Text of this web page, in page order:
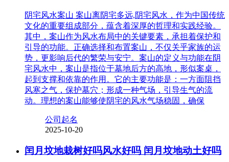
阴宅风水案山 案山离阴宅多远,阴宅风水，作为中国传统
文化的重要组成部分，蕴含着深厚的哲理和实践经验。
其中，案山作为风水布局中的关键要素，承担着保护和
引导的功能。正确选择和布置案山，不仅关乎家族的运
势，更影响后代的繁荣与安宁。案山的定义与功能在阴
宅风水中，案山是指位于墓地后方的高地，形似案桌，
起到支撑和依靠的作用。它的主要功能是：一方面阻挡
风寒之气，保护墓穴；形成一种气场，引导生气的流
动。理想的案山能够使阴宅的风水气场稳固，确保
公司起名
2025-10-20
闰月坟地栽树好吗风水好吗 闰月坟地动土好吗